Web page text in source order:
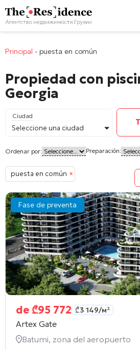
Principal - puesta en común
Propiedad con
Georgia
Ciudad
Seleccione una ciudad
Ordenar por: Preparación:
puesta en común ×
Fase de preventa
de ₾95 772 ₾3 149/м²
Artex Gate
Batumi, zona del aeropuerto